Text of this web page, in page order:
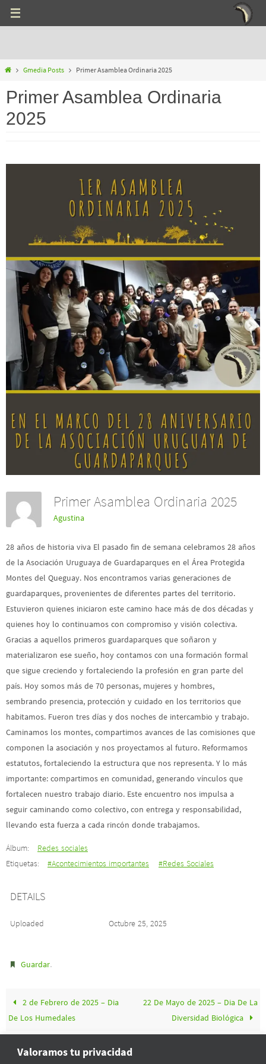
Valoramos tu privacidad
InicioGmedia Posts Primer Asamblea Ordinaria 2025
Primer Asamblea Ordinaria
2025
Primer Asamblea Ordinaria 2025
Agustina
28 años de historia viva El pasado fin de semana celebramos 28 años
de la Asociación Uruguaya de Guardaparques en el Área Protegida
Montes del Queguay. Nos encontramos varias generaciones de
guardaparques, provenientes de diferentes partes del territorio.
Estuvieron quienes iniciaron este camino hace más de dos décadas y
quienes hoy lo continuamos con compromiso y visión colectiva.
Gracias a aquellos primeros guardaparques que soñaron y
materializaron ese sueño, hoy contamos con una formación formal
que sigue creciendo y fortaleciendo la profesión en gran parte del
país. Hoy somos más de 70 personas, mujeres y hombres,
sembrando presencia, protección y cuidado en los territorios que
habitamos. Fueron tres días y dos noches de intercambio y trabajo.
Caminamos los montes, compartimos avances de las comisiones que
componen la asociación y nos proyectamos al futuro. Reformamos
estatutos, fortaleciendo la estructura que nos representa. Y lo más
importante: compartimos en comunidad, generando vínculos que
fortalecen nuestro trabajo diario. Este encuentro nos impulsa a
seguir caminando como colectivo, con entrega y responsabilidad,
llevando esta fuerza a cada rincón donde trabajamos.
Álbum:
Redes sociales
Etiquetas:
#Acontecimientos importantes #Redes Sociales
DETAILS
Uploaded Octubre 25, 2025
Guardar.
2 de Febrero de 2025 – Dia
De Los Humedales
22 De Mayo de 2025 – Dia De La
Diversidad Biológica